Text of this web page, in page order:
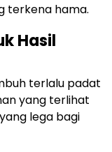
terkena hama.
Hasil
terlalu padat
yang terlihat
lega bagi